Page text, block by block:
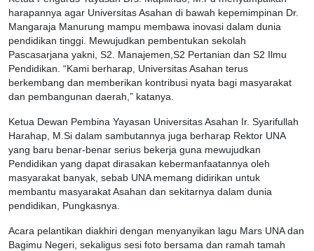
harapannya agar Universitas Asahan di bawah kepemimpinan Dr.
Mangaraja Manurung mampu membawa inovasi dalam dunia
pendidikan tinggi. Mewujudkan pembentukan sekolah
Pascasarjana yakni, S2. Manajemen,S2 Pertanian dan S2 Ilmu
Pendidikan. “Kami berharap, Universitas Asahan terus
berkembang dan memberikan kontribusi nyata bagi masyarakat
dan pembangunan daerah,” katanya.
Ketua Dewan Pembina Yayasan Universitas Asahan Ir. Syarifullah
Harahap, M.Si dalam sambutannya juga berharap Rektor UNA
yang baru benar-benar serius bekerja guna mewujudkan
Pendidikan yang dapat dirasakan kebermanfaatannya oleh
masyarakat banyak, sebab UNA memang didirikan untuk
membantu masyarakat Asahan dan sekitarnya dalam dunia
pendidikan, Pungkasnya.
Acara pelantikan diakhiri dengan menyanyikan lagu Mars UNA dan
Bagimu Negeri, sekaligus sesi foto bersama dan ramah tamah